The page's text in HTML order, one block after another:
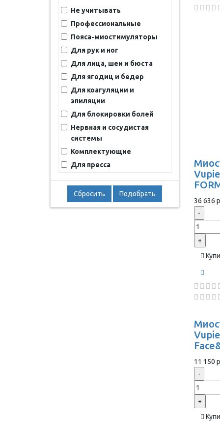
Не учитывать
Профессиональные
Пояса-миостимуляторы
Для рук и ног
Для лица, шеи и бюста
Для ягодиц и бедер
Для коагуляции и
эпиляции
Для блокировки болей
Нервная и сосудистая
системы
Комплектующие
Для пресса
Сбросить Подобрать
36 636
-
+
11 150
-
+